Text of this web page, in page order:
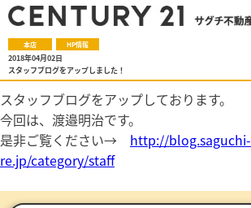
本店 HP情報
2018年04月02日
スタッフブログをアップしました！
スタッフブログをアップしております。
今回は、渡邉明治です。
是非ご覧ください→ http://blog.saguchi-
re.jp/category/staff